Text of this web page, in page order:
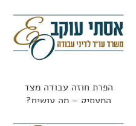
הפרת חוזה עבודה מצד
המעסיק – מה עושים?